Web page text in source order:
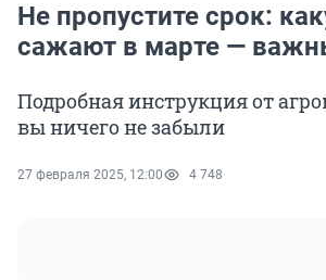
Не пропустите срок:
сажают в марте —
Подробная инструкция от
вы ничего не забыли
27 февраля 2025, 12:00 4 748